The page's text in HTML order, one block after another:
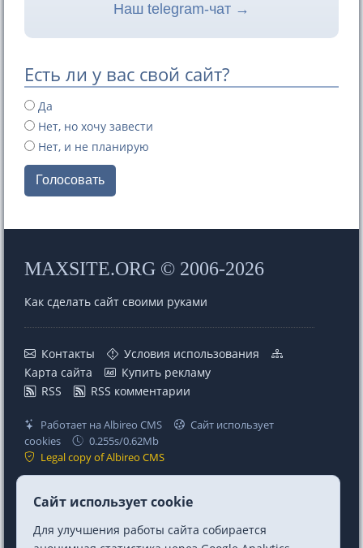
Наш telegram-чат →
Есть ли у вас свой сайт?
Да
Нет, но хочу завести
Нет, и не планирую
Голосовать
MAXSITE.ORG © 2006-2026
Как сделать сайт своими руками
Контакты
Условия использования
Карта сайта
Купить рекламу
RSS
RSS комментарии
Работает на Albireo CMS
Сайт использует
cookies
0.255s/0.62Mb
Legal copy of Albireo CMS
Проекты
MaxSite CMS
Ссылки
Telegram
Сайт использует cookie
Для улучшения работы сайта собирается